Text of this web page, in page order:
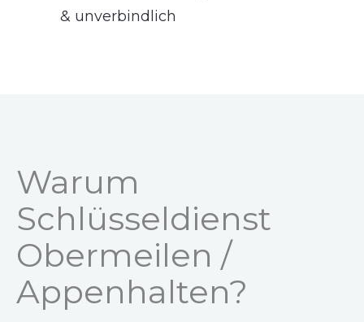
& unverbindlich
Warum
Schlüsseldienst
Obermeilen /
Appenhalten?